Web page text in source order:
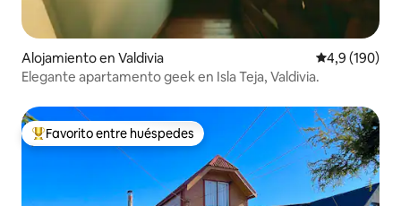
Alojamiento en Valdivia Calificación
4,9 (190)
Elegante apartamento geek en Isla Teja, Valdivia.
Favorito entre los huéspedes más destacados
Favorito entre huéspedes